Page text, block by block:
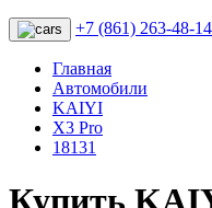
+7 (861) 263-48-14
Главная
Автомобили
KAIYI
X3 Pro
18131